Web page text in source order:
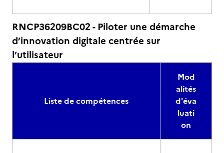
RNCP36209BC02 - Piloter une démarche
d’innovation digitale centrée sur
l’utilisateur
Liste de compétences
Mod
alités
d'éva
luati
on